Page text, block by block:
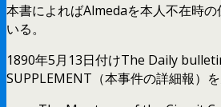
本書によればAlmedaを本人不在時
いる。
1890年5月13日付けThe Daily
SUPPLEMENT（本事件の詳細報）を